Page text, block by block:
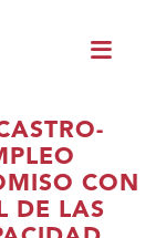
CON
DE LAS